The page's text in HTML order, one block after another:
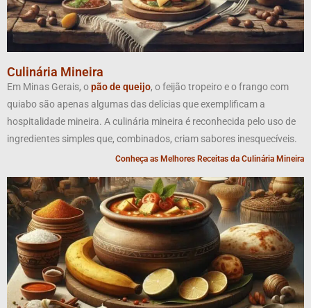
Culinária Mineira
Em Minas Gerais, opão de queijo, o feijão tropeiro e o frango com
quiabo são apenas algumas das delícias que exemplificam a
hospitalidade mineira. A culinária mineira é reconhecida pelo uso de
ingredientes simples que, combinados, criam sabores inesquecíveis.
Conheça as Melhores Receitas da Culinária Mineira